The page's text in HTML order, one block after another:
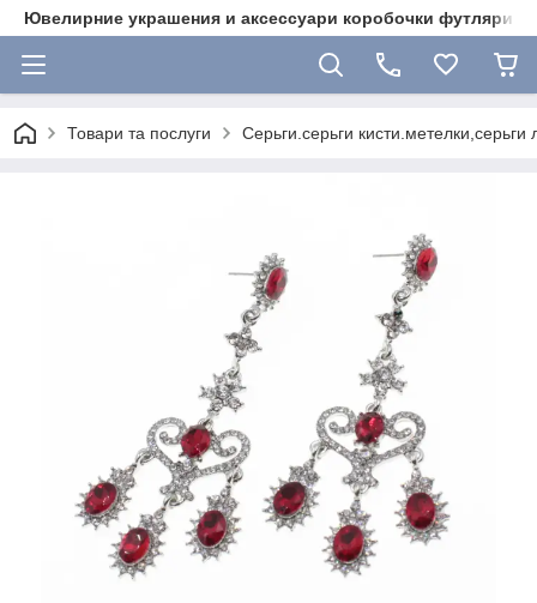
Ювелирние украшения и аксессуари коробочки футляри
Товари та послуги Серьги.серьги